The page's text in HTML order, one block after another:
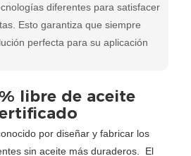
diferentes para satisfacer
Esto garantiza que siempre
perfecta para su aplicación
libre de aceite
por diseñar y fabricar los
sin aceite más duraderos.
El